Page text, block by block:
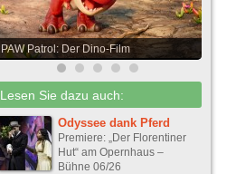
PAW Patrol: Der Dino-Film
Lesen Sie dazu auch:
Odyssee dank Pferd
Premiere: „Der Florentiner
Hut“ am Opernhaus –
Bühne 06/26